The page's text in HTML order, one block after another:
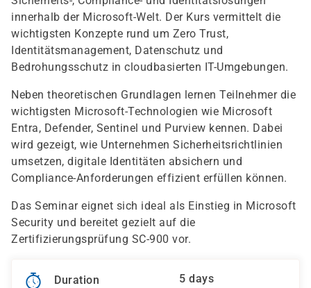
innerhalb der Microsoft-Welt. Der Kurs vermittelt die
wichtigsten Konzepte rund um Zero Trust,
Identitätsmanagement, Datenschutz und
Bedrohungsschutz in cloudbasierten IT-Umgebungen.
Neben theoretischen Grundlagen lernen Teilnehmer die
wichtigsten Microsoft-Technologien wie Microsoft
Entra, Defender, Sentinel und Purview kennen. Dabei
wird gezeigt, wie Unternehmen Sicherheitsrichtlinien
umsetzen, digitale Identitäten absichern und
Compliance-Anforderungen effizient erfüllen können.
Das Seminar eignet sich ideal als Einstieg in Microsoft
Security und bereitet gezielt auf die
Zertifizierungsprüfung SC-900 vor.
Duration 5 days